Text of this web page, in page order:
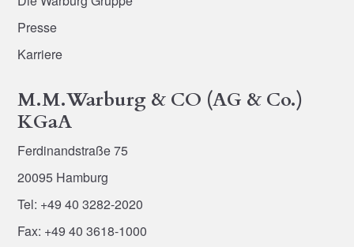
Presse
Karriere
M.M.Warburg & CO (AG & Co.)
KGaA
Ferdinandstraße 75
20095 Hamburg
Tel: +49 40 3282-2020
Fax: +49 40 3618-1000